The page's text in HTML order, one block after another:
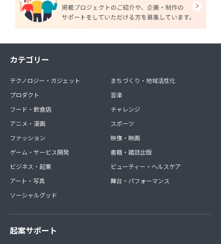
カテゴリー
テクノロジー・ガジェット
プロダクト
フード・飲食店
アニメ・漫画
ファッション
ゲーム・サービス開発
ビジネス・起業
アート・写真
ソーシャルグッド
まちづくり・地域活性化
音楽
チャレンジ
スポーツ
映像・映画
書籍・雑誌出版
ビューティー・ヘルスケア
舞台・パフォーマンス
起案サポート